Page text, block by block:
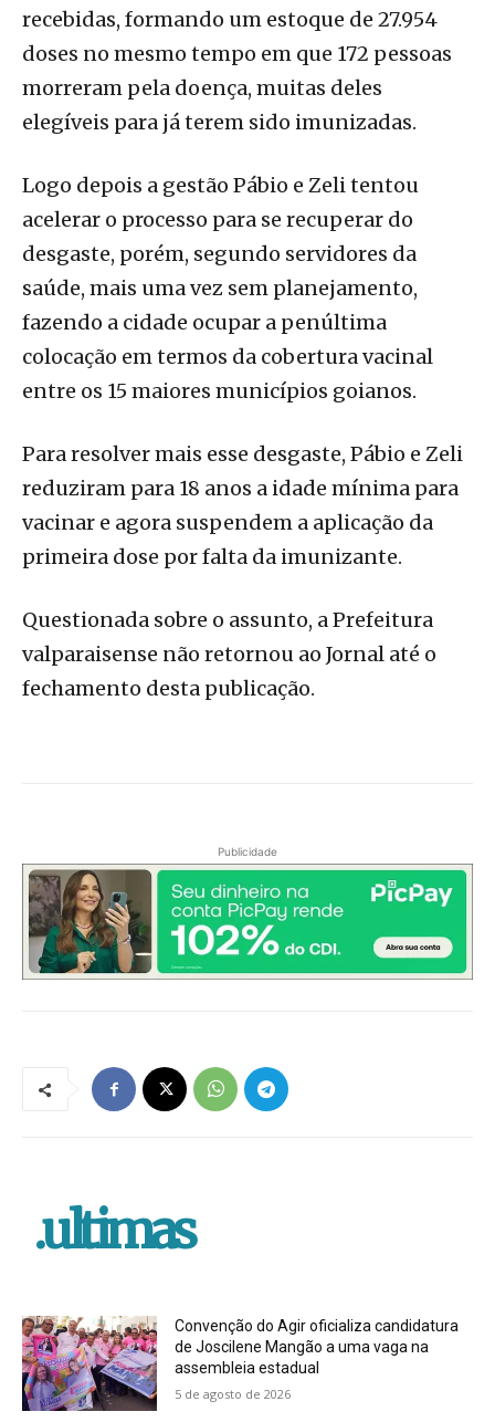
recebidas, formando um estoque de 27.954
doses no mesmo tempo em que 172 pessoas
morreram pela doença, muitas deles
elegíveis para já terem sido imunizadas.
Logo depois a gestão Pábio e Zeli tentou
acelerar o processo para se recuperar do
desgaste, porém, segundo servidores da
saúde, mais uma vez sem planejamento,
fazendo a cidade ocupar a penúltima
colocação em termos da cobertura vacinal
entre os 15 maiores municípios goianos.
Para resolver mais esse desgaste, Pábio e Zeli
reduziram para 18 anos a idade mínima para
vacinar e agora suspendem a aplicação da
primeira dose por falta da imunizante.
Questionada sobre o assunto, a Prefeitura
valparaisense não retornou ao Jornal até o
fechamento desta publicação.
Publicidade
.ultimas
Convenção do Agir oficializa candidatura
de Joscilene Mangão a uma vaga na
assembleia estadual
5 de agosto de 2026